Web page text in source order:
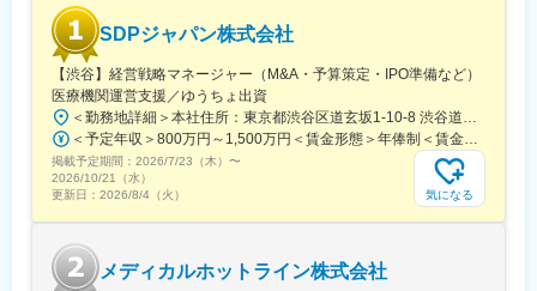
プデートできる環境です。
■働き方：
◎完全在宅勤務のため、拠点（東京・大阪）の近くにお住まいで
なくてもご就業いただけます。
◎お昼休みの時間帯も自由なので、例えばお子様がおられる方の
場合、お子様の通院やご都合に合わせて業務時間を調整できま
す。
（自分の業務が終わるよう業務管理を行う必要はありますが、裁
す。
・会議や打ち合わせで必要な時は大阪・東京等へ出張（宿泊も伴
SDPジャパン株式会社
【渋谷】経営戦略マネージャー（M&A・予算策定・IPO準備など）
医療機関運営支援／ゆうちょ出資
＜勤務地詳細＞本社住所：東京都渋谷区道玄坂1-10-8 渋谷道玄坂東急ビル6F受動喫煙対策：屋内全面禁煙変更の範囲：会社の定める事業所
＜予定年収＞800万円～1,500万円＜賃金形態＞年俸制＜賃金内訳＞年額（基本給）：8,000,000円～15,000,000円＜月額＞666,666円～1,250,000円（12分割）＜昇給有無＞有＜残業手当＞無賃金はあくまでも目安の金額であり、選考を通じて上下する可能性があります。月給(月額)は固定手当を含めた表記です。
掲載予定期間： 2026/7/23（木） 〜
2026/10/21（水）
更新日： 2026/8/4（火） 気になる
メディカルホットライン株式会社